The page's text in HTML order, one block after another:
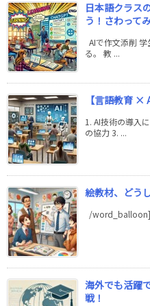
日本語クラス
う！さわって
AIで作文添削
る。 教 ...
【言語教育 ×
1. AI技術の導入
の協力 3. ...
絵教材、どう
/word_balloon]
海外でも活躍
戦！